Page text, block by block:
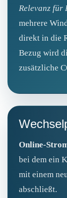
Relevanz für
mehrere
direkt in die
Bezug wird
zusätzliche
Online-
bei dem ein
mit einem
abschließt.